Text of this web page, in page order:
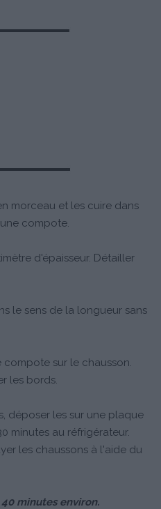
morceau et les cuire dans
compote.
d'épaisseur. Détailler
le sens de la longueur sans
sur le chausson.
les bords.
déposer les sur une plaque
minutes au réfrigérateur.
les chaussons à l'aide du
40 minutes environ.